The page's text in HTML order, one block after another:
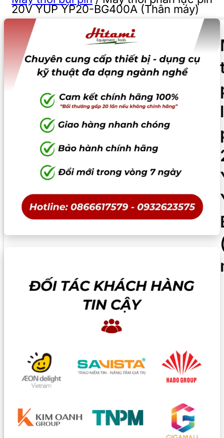
20V YUP YP20-BG400A (Thân máy)